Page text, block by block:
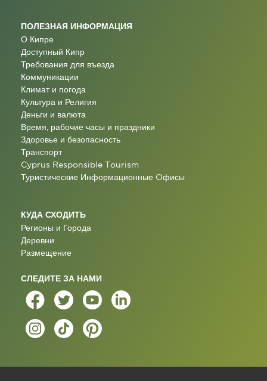
ПОЛЕЗНАЯ ИНФОРМАЦИЯ
О Кипре
Доступный Кипр
Требования для въезда
Коммуникации
Климат и погода
Культура и Религия
Деньги и валюта
Время, рабочие часы и праздники
Здоровье и безопасность
Транспорт
Cyprus Responsible Tourism
Туристические Информационные Oфисы
КУДА СХОДИТЬ
Регионы и Города
Деревни
Размещение
СЛЕДИТЕ ЗА НАМИ